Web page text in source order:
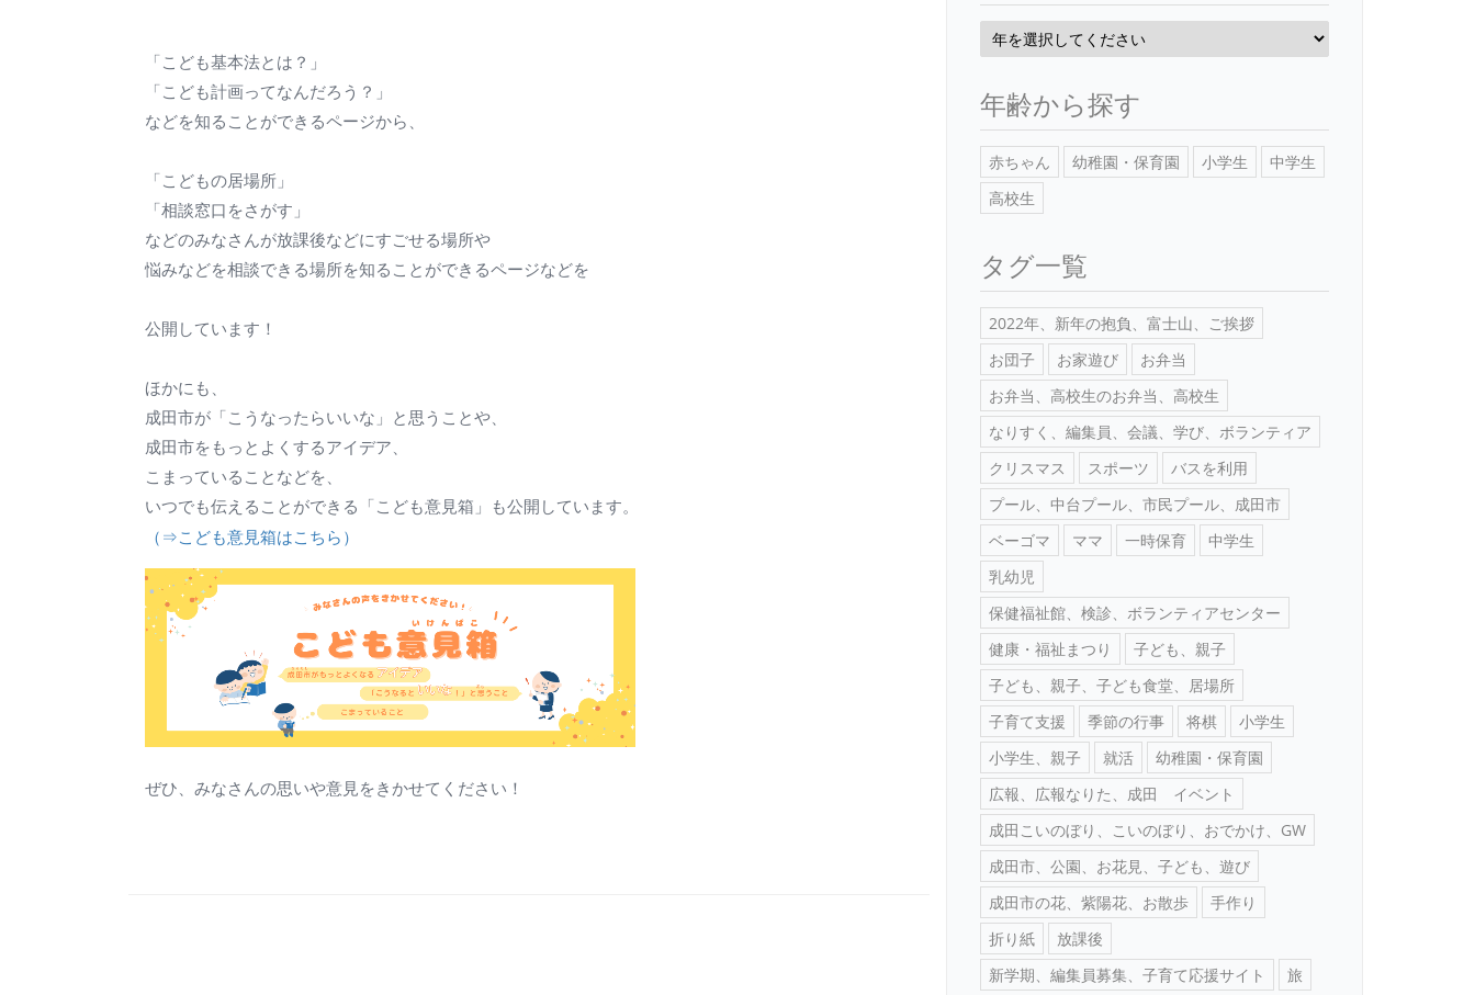
「こども基本法とは？」
「こども計画ってなんだろう？」
などを知ることができるページから、
「こどもの居場所」
「相談窓口をさがす」
などのみなさんが放課後などにすごせる場所や
悩みなどを相談できる場所を知ることができるページなどを
公開しています！
ほかにも、
成田市が「こうなったらいいな」と思うことや、
成田市をもっとよくするアイデア、
こまっていることなどを、
いつでも伝えることができる「こども意見箱」も公開しています。
（⇒こども意見箱はこちら）
ぜひ、みなさんの思いや意見をきかせてください！
年齢から探す
赤ちゃん 幼稚園・保育園 小学生
中学生
高校生
タグ一覧
2022年、新年の抱負、富士山、ご挨拶
お団子
お家遊び
お弁当
お弁当、高校生のお弁当、高校生
なりすく、編集員、会議、学び、ボランティア
クリスマス
スポーツ
バスを利用
プール、中台プール、市民プール、成田市
ベーゴマ
ママ 一時保育
中学生
乳幼児
保健福祉館、検診、ボランティアセンター
健康・福祉まつり
子ども、親子
子ども、親子、子ども食堂、居場所
子育て支援
季節の行事 将棋
小学生
小学生、親子
就活
幼稚園・保育園
広報、広報なりた、成田 イベント
成田こいのぼり、こいのぼり、おでかけ、GW
成田市、公園、お花見、子ども、遊び
成田市の花、紫陽花、お散歩
手作り
折り紙
放課後
新学期、編集員募集、子育て応援サイト
旅